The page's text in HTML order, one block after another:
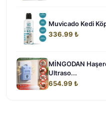
Muvicado Kedi
336.99 ₺
MİNGODAN
Ultraso...
654.99 ₺